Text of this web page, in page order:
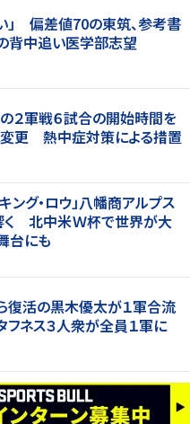
」 偏差値70の東筑、参考書
中追い医学部志望
２軍戦６試合の開始時間を
変更 熱中症対策による措置
ング・ロウ」八幡商アルプス
く 北中米Ｗ杯で世界が大
台にも
復活の黒木優太が１軍合流
ネス３人衆が全員１軍に